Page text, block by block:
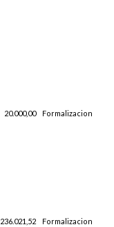
20.000,00 Formalizacion
236.021,52 Formalizacion